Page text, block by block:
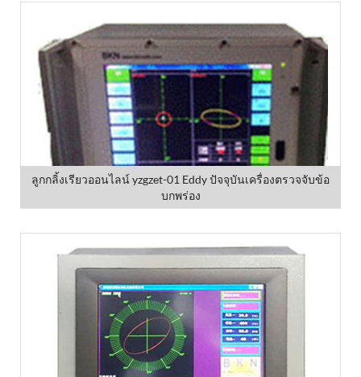
ลูกกลิ้งเรียวออนไลน์ yzgzet-01 Eddy ปัจจุบันเครื่องตรวจจับข้อ
บกพร่อง